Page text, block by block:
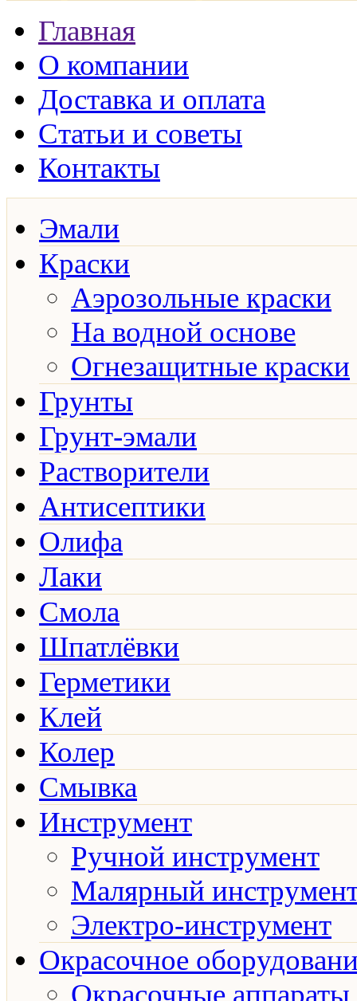
Главная
О компании
Доставка и оплата
Статьи и советы
Контакты
Эмали
Краски
Аэрозольные краски
На водной основе
Огнезащитные краски
Грунты
Грунт-эмали
Растворители
Антисептики
Олифа
Лаки
Смола
Шпатлёвки
Герметики
Клей
Колер
Смывка
Инструмент
Ручной инструмент
Малярный
Электро-инструмент
Окрасочное
Окрасочные аппараты